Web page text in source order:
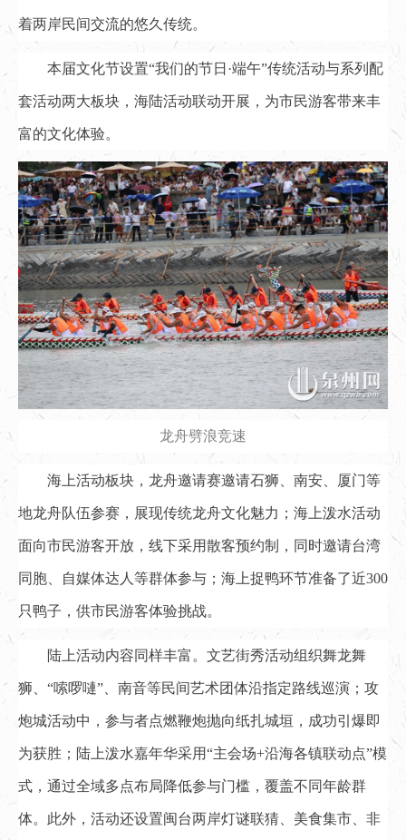
着两岸民间交流的悠久传统。
本届文化节设置“我们的节日·端午”传统活动与系列配
套活动两大板块，海陆活动联动开展，为市民游客带来丰
富的文化体验。
龙舟劈浪竞速
海上活动板块，龙舟邀请赛邀请石狮、南安、厦门等
地龙舟队伍参赛，展现传统龙舟文化魅力；海上泼水活动
面向市民游客开放，线下采用散客预约制，同时邀请台湾
同胞、自媒体达人等群体参与；海上捉鸭环节准备了近300
只鸭子，供市民游客体验挑战。
陆上活动内容同样丰富。文艺街秀活动组织舞龙舞
狮、“嗦啰嗹”、南音等民间艺术团体沿指定路线巡演；攻
炮城活动中，参与者点燃鞭炮抛向纸扎城垣，成功引爆即
为获胜；陆上泼水嘉年华采用“主会场+沿海各镇联动点”模
式，通过全域多点布局降低参与门槛，覆盖不同年龄群
体。此外，活动还设置闽台两岸灯谜联猜、美食集市、非